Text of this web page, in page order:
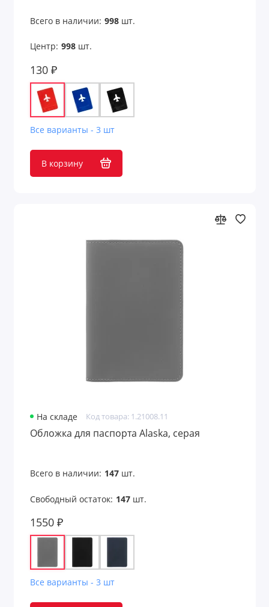
Пришивные патчи
Путешествие и отдых
Расчески
Сланцы
Специи и приправы
Средства защиты
Сувениры к 23 февраля
Всего в наличии: 998шт.
Центр: 998шт.
130 ₽
Все варианты - 3 шт
В корзину
На складе Код товара: 1.21008.11
Обложка для паспорта Alaska, серая
Всего в наличии: 147шт.
Свободный остаток: 147шт.
1550 ₽
Все варианты - 3 шт